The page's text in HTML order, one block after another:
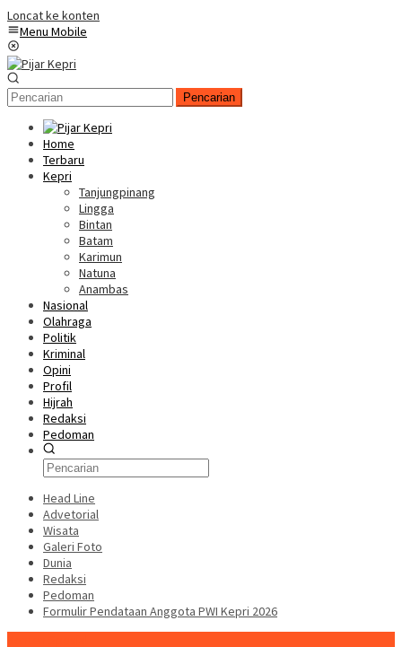
Loncat ke konten
Menu Mobile
Pencarian
Home
Terbaru
Kepri
Tanjungpinang
Lingga
Bintan
Batam
Karimun
Natuna
Anambas
Nasional
Olahraga
Politik
Kriminal
Opini
Profil
Hijrah
Redaksi
Pedoman
Head Line
Advetorial
Wisata
Galeri Foto
Dunia
Redaksi
Pedoman
Formulir Pendataan Anggota PWI Kepri 2026